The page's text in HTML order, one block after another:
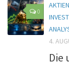
0
4.
Die